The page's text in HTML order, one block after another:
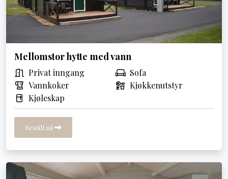
Mellomstor hytte med vann
Privat inngang
Sofa
Vannkoker
Kjøkkenutstyr
Kjøleskap
Bestill nå